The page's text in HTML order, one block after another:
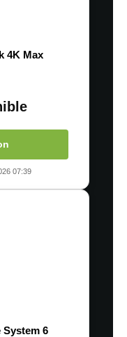
4K Max
07:39
System 6